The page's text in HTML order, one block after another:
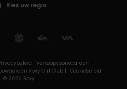
Kies uw regio
| Verkoopvoorwaarden |
Roxy Girl Club | Cookiebeleid
© 2026 Roxy